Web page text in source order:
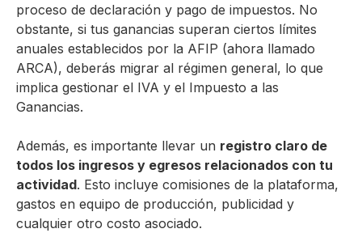
proceso de declaración y pago de impuestos. No
obstante, si tus ganancias superan ciertos límites
anuales establecidos por la AFIP (ahora llamado
ARCA), deberás migrar al régimen general, lo que
implica gestionar el IVA y el Impuesto a las
Ganancias.
Además, es importante llevar un registro claro de
todos los ingresos y egresos relacionados con tu
actividad. Esto incluye comisiones de la plataforma,
gastos en equipo de producción, publicidad y
cualquier otro costo asociado.